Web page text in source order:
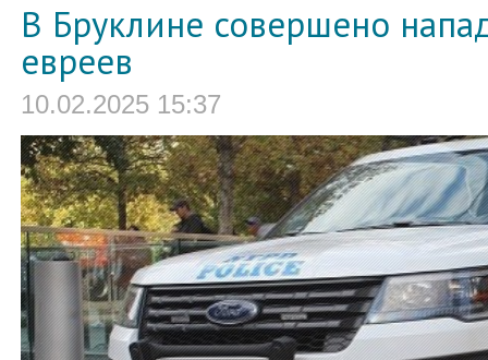
В Бруклине совершено
евреев
10.02.2025 15:37